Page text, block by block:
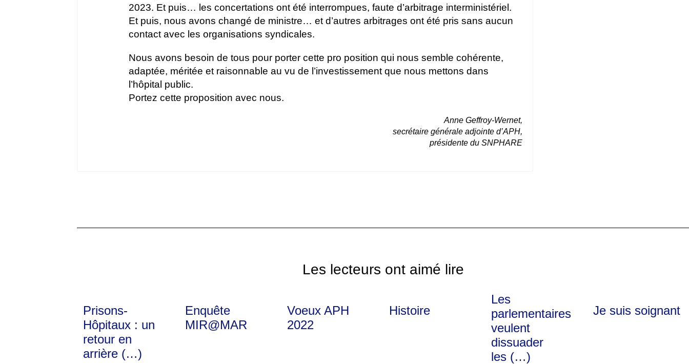
2023. Et puis… les concertations ont été interrompues, faute d’arbitrage interministériel.
Et puis, nous avons changé de ministre… et d’autres arbitrages ont été pris sans aucun
contact avec les organisations syndicales.
Nous avons besoin de tous pour porter cette pro position qui nous semble cohérente,
adaptée, méritée et raisonnable au vu de l’investissement que nous mettons dans
l’hôpital public.
Portez cette proposition avec nous.
Anne Geffroy-Wernet,
secrétaire générale adjointe d’APH,
présidente du SNPHARE
Les lecteurs ont aimé lire
Prisons-
Hôpitaux : un
retour en
arrière (…)
Enquête
MIR@MAR
Voeux APH
2022
Histoire
Les
parlementaires
veulent
dissuader
les (…)
Je suis soignant